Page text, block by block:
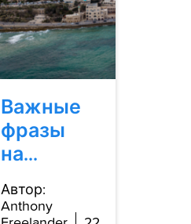
Важные
фразы
на...
Автор:
Anthony